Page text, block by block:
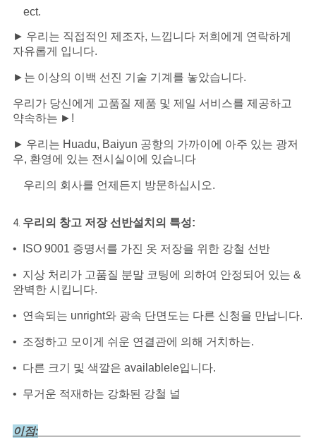
ect.
► 우리는 직접적인 제조자, 느낍니다 저희에게 연락하게
자유롭게 입니다.
►는 이상의 이백 선진 기술 기계를 놓았습니다.
우리가 당신에게 고품질 제품 및 제일 서비스를 제공하고
약속하는 ► !
► 우리는 Huadu, Baiyun 공항의 가까이에 아주 있는 광저
우, 환영에 있는 전시실이에 있습니다
우리의 회사를 언제든지 방문하십시오.
4. 우리의 창고 저장 선반설치 의 특성:
• ISO 9001 증명서를 가진 옷 저장을 위한 강철 선반
• 지상 처리가 고품질 분말 코팅에 의하여 안정되어 있는 &
완벽한 시킵니다.
• 연속되는 unright와 광속 단면도는 다른 신청을 만납니다.
• 조정하고 모이게 쉬운 연결관에 의해 거치하는.
• 다른 크기 및 색깔은 availablele입니다.
• 무거운 적재하는 강화된 강철 널
이점: